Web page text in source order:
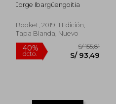
40%
dcto. S/ 88,46
Jorge Ibargüengoitia
Booket, 2019, 1 Edición,
Tapa Blanda, Nuevo